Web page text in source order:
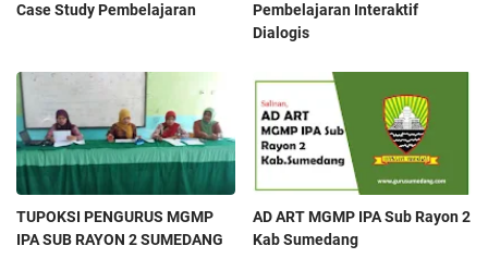
Case Study Pembelajaran
Pembelajaran Interaktif
Dialogis
TUPOKSI PENGURUS MGMP
IPA SUB RAYON 2 SUMEDANG
AD ART MGMP IPA Sub Rayon 2
Kab Sumedang